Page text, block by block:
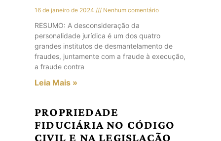
16 de janeiro de 2024 Nenhum comentário
RESUMO: A desconsideração da
personalidade jurídica é um dos quatro
grandes institutos de desmantelamento de
fraudes, juntamente com a fraude à execução,
a fraude contra
Leia Mais »
PROPRIEDADE
FIDUCIÁRIA NO CÓDIGO
CIVIL E NA LEGISLAÇÃO